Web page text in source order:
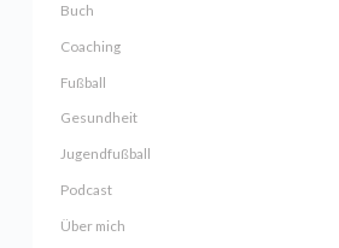
Buch
Coaching
Fußball
Gesundheit
Jugendfußball
Podcast
Über mich